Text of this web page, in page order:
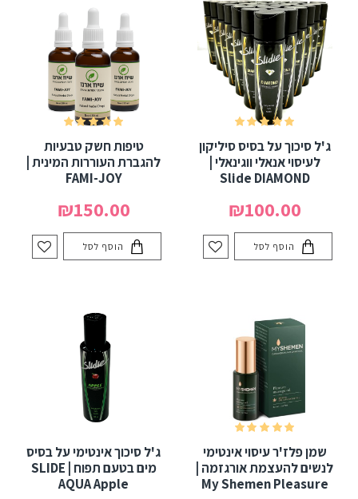
ג'ל סיכוך על בסיס סיליקון
לעיסוי אנאלי ווגינאלי |
Slide DIAMOND
₪100.00
הוסף לסל
טיפות חשק טבעיות
להגברת העוררות המינית |
FAMI-JOY
₪150.00
הוסף לסל
שמן פלז'ר עיסוי אינטימי
לנשים להעצמת אורגזמה |
My Shemen Pleasure
ג'ל סיכוך אינטימי על בסיס
מים בטעם תפוח | SLIDE
AQUA Apple